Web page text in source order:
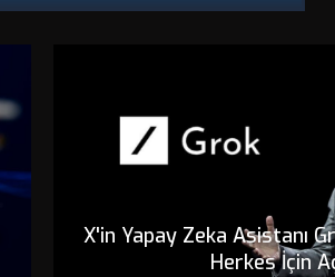
X'in Yapay Zeka Asistanı
Herkes İçin